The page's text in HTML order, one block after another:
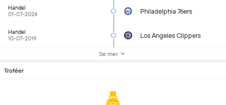
Handel
01-07-2024
Philadelphia 76ers
Handel
10-07-2019
Los Angeles Clippers
Se mer
Troféer